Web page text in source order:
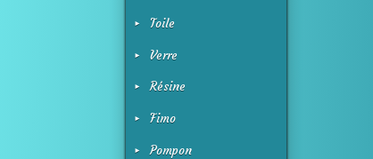
Toile
Verre
Résine
Fimo
Pompon